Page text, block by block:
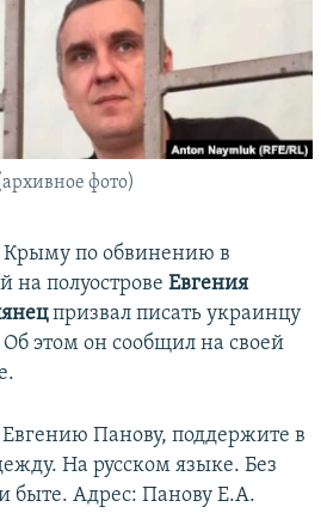
фото)
Крыму по обвинению в
на полуострове Евгения
призвал писать украинцу
этом он сообщил на своей
Панову, поддержите в
На русском языке. Без
быте. Адрес: Панову Е.А.